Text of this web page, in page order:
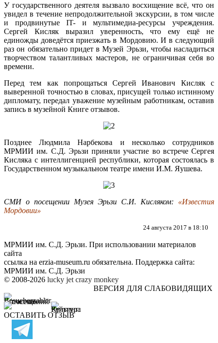
У государственного деятеля вызвало восхищение всё, что он
увидел в течение непродолжительной экскурсии, в том числе
и продвинутые IT- и мультимедиа-ресурсы учреждения.
Сергей Кисляк выразил уверенность, что ему ещё не
единожды доведётся приезжать в Мордовию. И в следующий
раз он обязательно придет в Музей Эрьзи, чтобы насладиться
творчеством талантливых мастеров, не ограничивая себя во
времени.
Перед тем как попрощаться Сергей Иванович Кисляк с
выверенной точностью в словах, присущей только истинному
дипломату, передал уважение музейным работникам, оставив
запись в музейной Книге отзывов.
Позднее Людмила Нарбекова и несколько сотрудников
МРМИИ им. С.Д. Эрьзи приняли участие во встрече Сергея
Кисляка с интеллигенцией республики, которая состоялась в
Государственном музыкальном театре имени И.М. Яушева.
СМИ о посещении Музея Эрьзи С.И. Кисляком: «Известия
Мордовии»
24 августа 2017 в 18:10
МРМИИ им. С.Д. Эрьзи. При использовании материалов
сайта
ссылка на erzia-museum.ru обязательна. Поддержка сайта:
МРМИИ им. С.Д. Эрьзи
© 2008-2026 lucky jet crazy monkey
ВЕРСИЯ ДЛЯ СЛАБОВИДЯЩИХ
ОСТАВИТЬ ОТЗЫВ